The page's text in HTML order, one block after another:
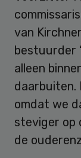
van
bestuurder
alleen
daarbuiten.
omdat we
steviger op
de